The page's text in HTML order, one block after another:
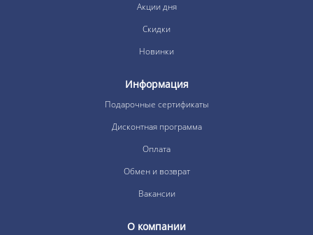
Акции дня
Скидки
Новинки
Информация
Подарочные сертификаты
Дисконтная программа
Оплата
Обмен и возврат
Вакансии
О компании